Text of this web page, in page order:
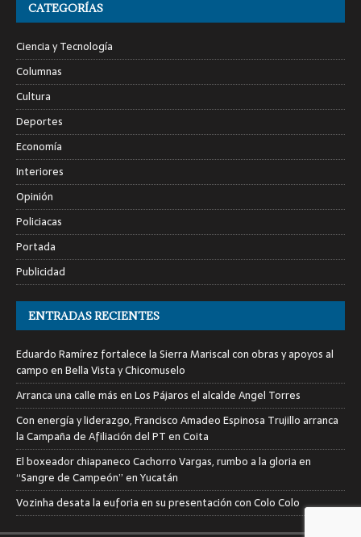
CATEGORÍAS
Ciencia y Tecnología
Columnas
Cultura
Deportes
Economía
Interiores
Opinión
Policiacas
Portada
Publicidad
ENTRADAS RECIENTES
Eduardo Ramírez fortalece la Sierra Mariscal con obras y apoyos al
campo en Bella Vista y Chicomuselo
Arranca una calle más en Los Pájaros el alcalde Angel Torres
Con energía y liderazgo, Francisco Amadeo Espinosa Trujillo arranca
la Campaña de Afiliación del PT en Coita
El boxeador chiapaneco Cachorro Vargas, rumbo a la gloria en
“Sangre de Campeón” en Yucatán
Vozinha desata la euforia en su presentación con Colo Colo